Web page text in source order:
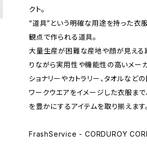
クト。
“道具”という明確な用途を持った衣服
観点で作られる道具。
大量生産が困難な産地や顔が見える
りながら実用性や機能性の高いメー
ショナリーやカトラリー、タオルなど
ワークウエアをイメージした衣服まで
を豊かにするアイテムを取り揃えます。
FrashService - CORDUROY